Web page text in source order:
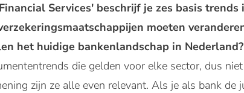
Services' beschrijf je zes basis
moeten
het huidige bankenlandschap in Nederland?
die gelden voor elke sector, dus
zijn ze alle even relevant. Als je als bank